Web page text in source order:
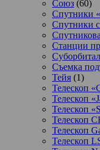
Союз (60)
Спутники
Спутники
Станции
Съемка
Тейя (1)
Телескоп
Телескоп
Телескоп
Телескоп
Телескоп
Телескоп